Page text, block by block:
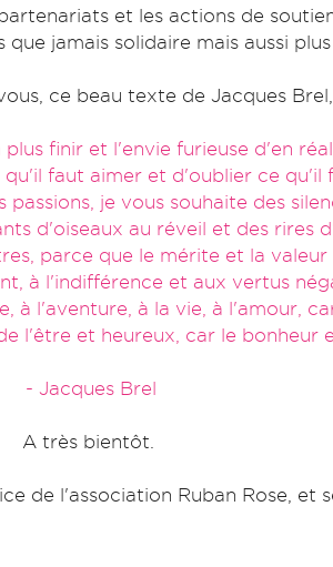
et les actions de
jamais solidaire mais aussi plus
ce beau texte de Jacques
finir et l'envie furieuse d'en
faut aimer et d'oublier ce qu'il
passions, je vous souhaite des
d'oiseaux au réveil et des rires
parce que le mérite et la
à l'indifférence et aux vertus
à l'aventure, à la vie, à l'amour,
l'être et heureux, car le bonheur
- Jacques Brel
A très bientôt.
de l'association Ruban Rose, et